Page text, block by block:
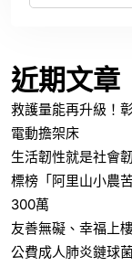
近期文章
救護量能再升級！
電動擔架床
生活韌性就是社會
標榜「阿里山小農
300萬
友善無礙、幸福上
公費成人肺炎鏈球